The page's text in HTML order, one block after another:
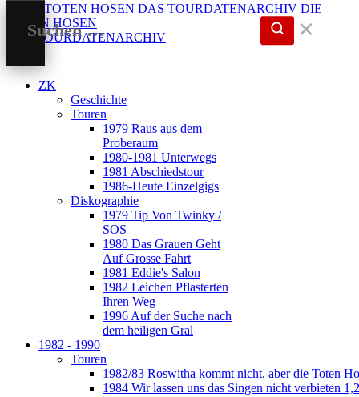
DIE
TOTEN HOSEN
DAS TOURDATENARCHIV
✕
ZK
Geschichte
Touren
1979 Raus aus dem
Proberaum
1980-1981 Unterwegs
1981 Abschiedstour
1986-Heute Einzelgigs
Diskographie
1979 Tip Von Twinky /
SOS
1980 Das Grauen Geht
Auf Grosse Fahrt
1981 Eddie's Salon
1982 Leichen Pflasterten
Ihren Weg
1996 Auf der Suche nach
dem heiligen Gral
1982 - 1990
Touren
1982/83 Roswitha kommt nicht, aber die Toten
1984 Wir lassen uns das Singen nicht verbieten